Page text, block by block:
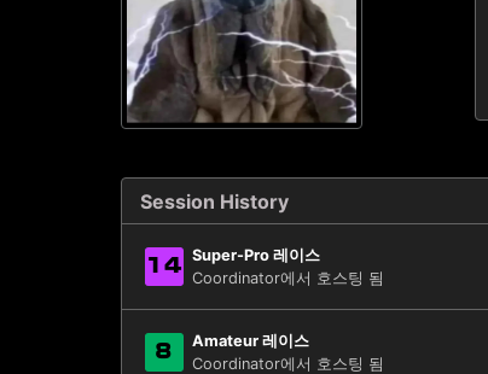
Session History
14 Super-Pro 레이스
Coordinator에서 호스팅 됨
8 Amateur 레이스
Coordinator에서 호스팅 됨